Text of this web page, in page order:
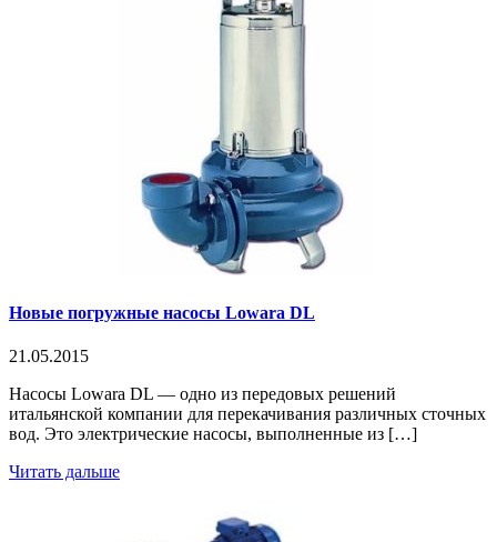
Новые погружные насосы Lowara DL
21.05.2015
Насосы Lowara DL — одно из передовых решений
итальянской компании для перекачивания различных сточных
вод. Это электрические насосы, выполненные из […]
Читать дальше